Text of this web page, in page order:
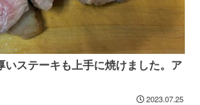
ステーキも上手に焼けました。ア
2023.07.25